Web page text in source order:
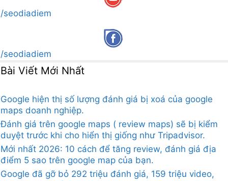
/seodiadiem
/seodiadiem
Bài Viết Mới Nhất
Google hiện thị số lượng đánh giá bị xoá của google
maps doanh nghiệp.
Đánh giá trên google maps ( review maps) sẽ bị kiểm
duyệt trước khi cho hiển thị giống như Tripadvisor.
Mới nhất 2026: 10 cách để tăng review, đánh giá địa
điểm 5 sao trên google map của bạn.
Google đã gỡ bỏ 292 triệu đánh giá, 159 triệu video,